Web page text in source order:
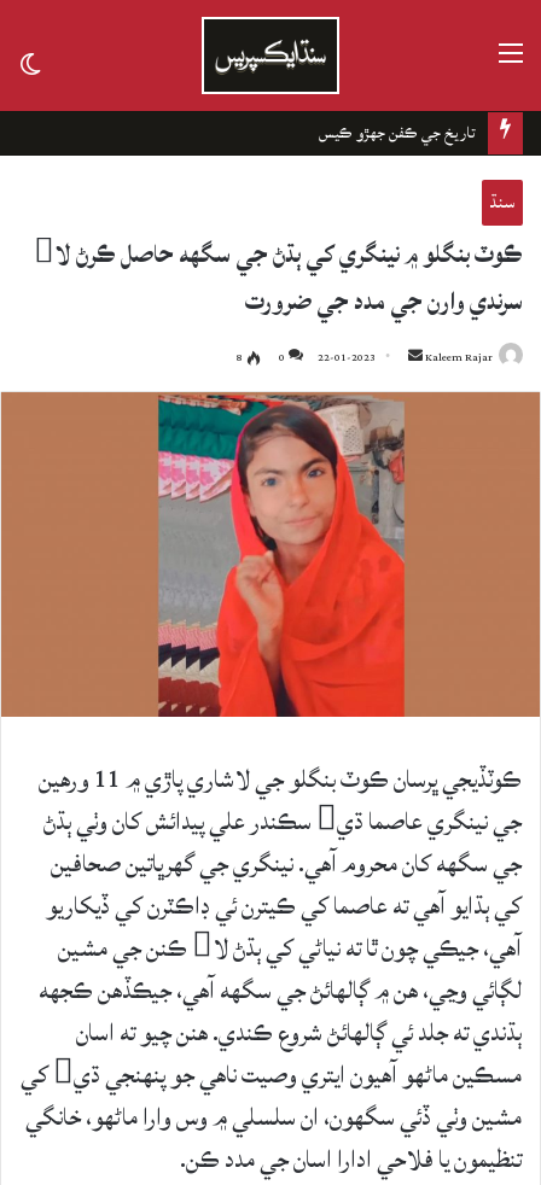
تاريخ جي ڪفن جھڙو ڪيس
سنڌ
ڪوٽ بنگلو ۾ نينگري کي ٻڌڻ جي سگهه حاصل ڪرڻ لا
سرندي وارن جي مدد جي ضرورت
Kaleem Rajar
Send
an
22-01-2023
0
8
ڪوٽڏيجي ڀرسان ڪوٽ بنگلو جي لاشاري پاڙي ۾ 11 ورهين
جي نينگري عاصما ڌي سڪندر علي پيدائش کان وٺي ٻڌڻ
جي سگھه کان محروم آهي. نينگري جي گهرڀاتين صحافين
کي ٻڌايو آهي ته عاصما کي ڪيترن ئي ڊاڪٽرن کي ڏيکاريو
آهي، جيڪي چون ٿا ته نياڻي کي ٻڌڻ لا ڪنن جي مشين
لڳائي وڃي، هن ۾ ڳالهائڻ جي سگھه آهي، جيڪڏهن ڪجهه
ٻڌندي ته جلد ئي ڳالهائڻ شروع ڪندي. هنن چيو ته اسان
مسڪين ماڻهو آهيون ايتري وصيت ناهي جو پنهنجي ڌي کي
مشين وٺي ڏئي سگهون، ان سلسلي ۾ وس وارا ماڻهو، خانگي
تنظيمون يا فلاحي ادارا اسان جي مدد ڪن.